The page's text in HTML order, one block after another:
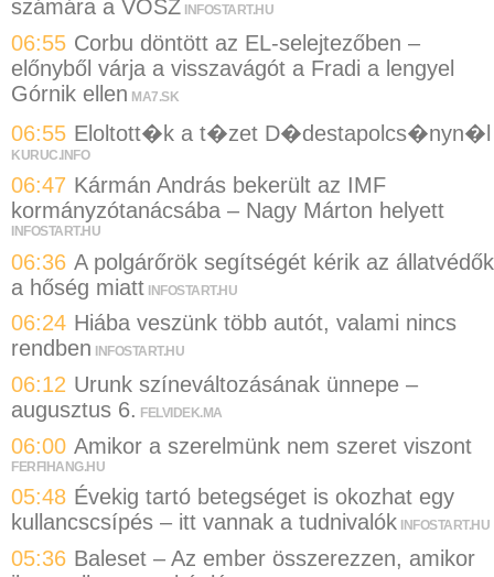
számára a VOSZ INFOSTART.HU
06:55 Corbu döntött az EL-selejtezőben –
előnyből várja a visszavágót a Fradi a lengyel
Górnik ellen MA7.SK
06:55 Eloltott�k a t�zet D�destapolcs�nyn�l
KURUC.INFO
06:47 Kármán András bekerült az IMF
kormányzótanácsába – Nagy Márton helyett
INFOSTART.HU
06:36 A polgárőrök segítségét kérik az állatvédők
a hőség miatt INFOSTART.HU
06:24 Hiába veszünk több autót, valami nincs
rendben
INFOSTART.HU
06:12 Urunk színeváltozásának ünnepe –
augusztus 6. FELVIDEK.MA
06:00 Amikor a szerelmünk nem szeret viszont
FERFIHANG.HU
05:48 Évekig tartó betegséget is okozhat egy
kullancscsípés – itt vannak a tudnivalók INFOSTART.HU
05:36 Baleset – Az ember összerezzen, amikor